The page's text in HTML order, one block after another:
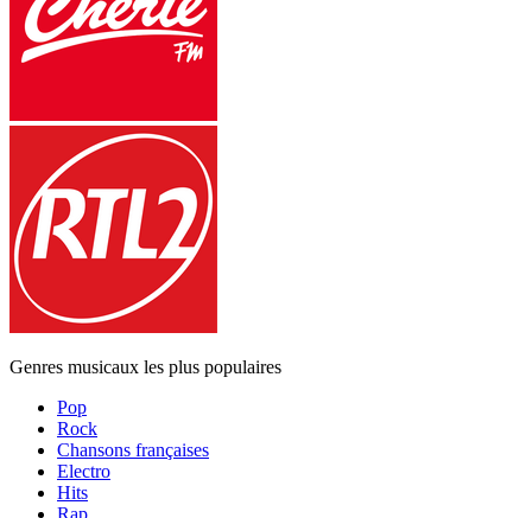
Genres musicaux les plus populaires
Pop
Rock
Chansons françaises
Electro
Hits